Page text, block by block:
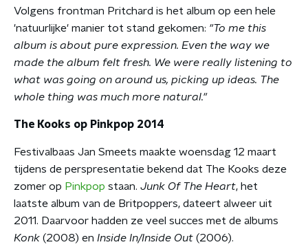
Volgens frontman Pritchard is het album op een hele
'natuurlijke' manier tot stand gekomen: "To me this
album is about pure expression. Even the way we
made the album felt fresh. We were really listening to
what was going on around us, picking up ideas. The
whole thing was much more natural."
The Kooks op Pinkpop 2014
Festivalbaas Jan Smeets maakte woensdag 12 maart
tijdens de perspresentatie bekend dat The Kooks deze
zomer op Pinkpop staan. Junk Of The Heart, het
laatste album van de Britpoppers, dateert alweer uit
2011. Daarvoor hadden ze veel succes met de albums
Konk (2008) en Inside In/Inside Out (2006).